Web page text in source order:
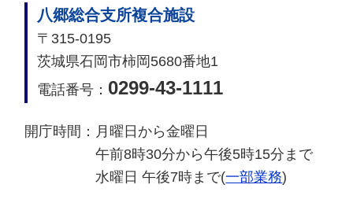
八郷総合支所複合施設
〒315-0195
茨城県石岡市柿岡5680番地1
電話番号： 0299-43-1111
開庁時間： 月曜日から金曜日
午前8時30分から午後5時15分まで
水曜日 午後7時まで(一部業務)